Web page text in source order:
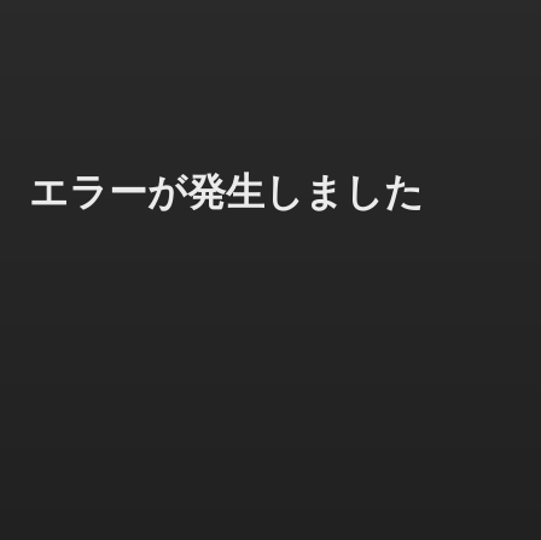
エラーが発生しました